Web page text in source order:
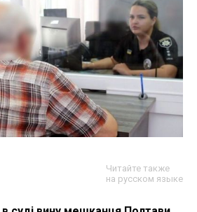
Читайте также
на русском языке